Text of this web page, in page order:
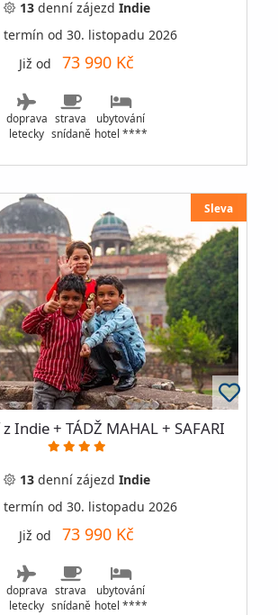
13dennízájezd Indie
termín od 30. listopadu 2026
Již od 73 990 Kč
doprava
letecky
strava
snídaně
ubytování
hotel ****
Sleva
Indie + TÁDŽ MAHAL + SAFARI
13dennízájezd Indie
termín od 30. listopadu 2026
Již od 73 990 Kč
doprava
letecky
strava
snídaně
ubytování
hotel ****